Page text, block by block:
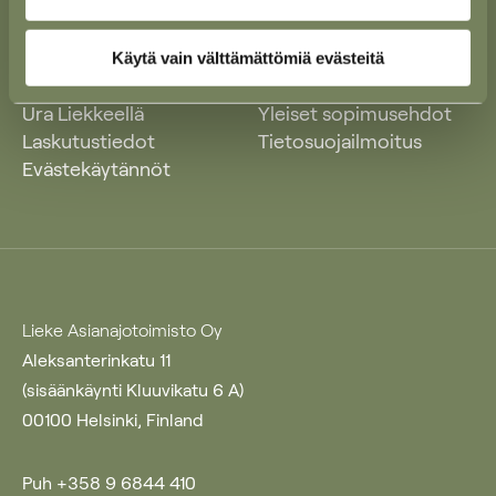
Käytä vain välttämättömiä evästeitä
Ajankohtaista
Ura Liekkeellä
Laskutustiedot
Evästekäytännöt
Yleiset käyttöehdot
Yleiset sopimusehdot
Tietosuojailmoitus
Lieke Asianajotoimisto Oy
Aleksanterinkatu 11
(sisäänkäynti Kluuvikatu 6 A)
00100 Helsinki, Finland
Puh +358 9 6844 410